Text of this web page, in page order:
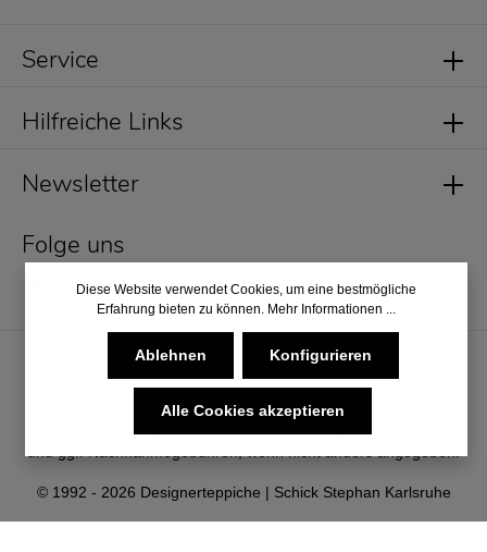
Service
Newsletter
Folge uns
Hilfreiche Links
© 1992 - 2026 Designerteppiche | Schick Stephan Karlsruhe
Diese Website verwendet Cookies, um eine bestmögliche
Erfahrung bieten zu können. Mehr Informationen ...
Ablehnen Konfigurieren
Alle Cookies akzeptieren